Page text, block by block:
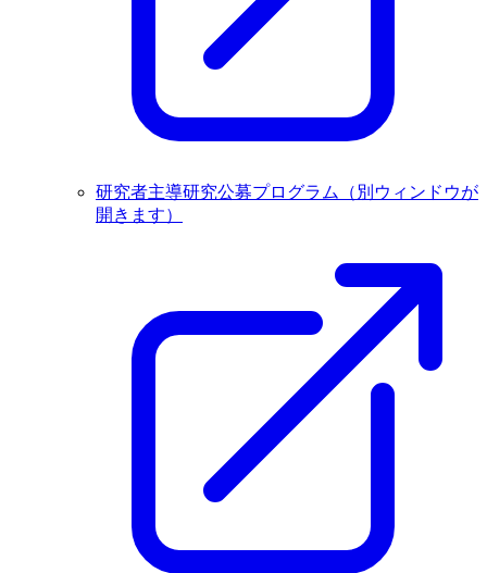
研究者主導研究公募プログラム
（別ウィンドウが
開きます）